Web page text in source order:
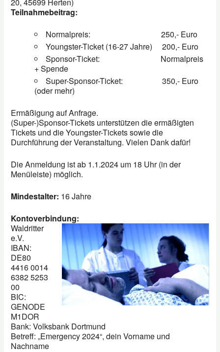
Teilnahmebeitrag:
Normalpreis: 250,- Euro
Youngster-Ticket (16-27 Jahre) 200,- Euro
Sponsor-Ticket: Normalpreis
+ Spende
Super-Sponsor-Ticket: 350,- Euro
(oder mehr)
Ermäßigung auf Anfrage.
(Super-)Sponsor-Tickets unterstützen die ermäßigten
Tickets und die Youngster-Tickets sowie die
Durchführung der Veranstaltung. Vielen Dank dafür!
Die Anmeldung ist ab 1.1.2024 um 18 Uhr (in der
Menüleiste) möglich.
Mindestalter: 16 Jahre
Kontoverbindung:
Waldritter
e.V.
IBAN:
DE80
4416 0014
6382 5253
00
BIC:
GENODE
M1DOR
Bank: Volksbank Dortmund
Betreff: „Emergency 2024“, dein Vorname und
Nachname